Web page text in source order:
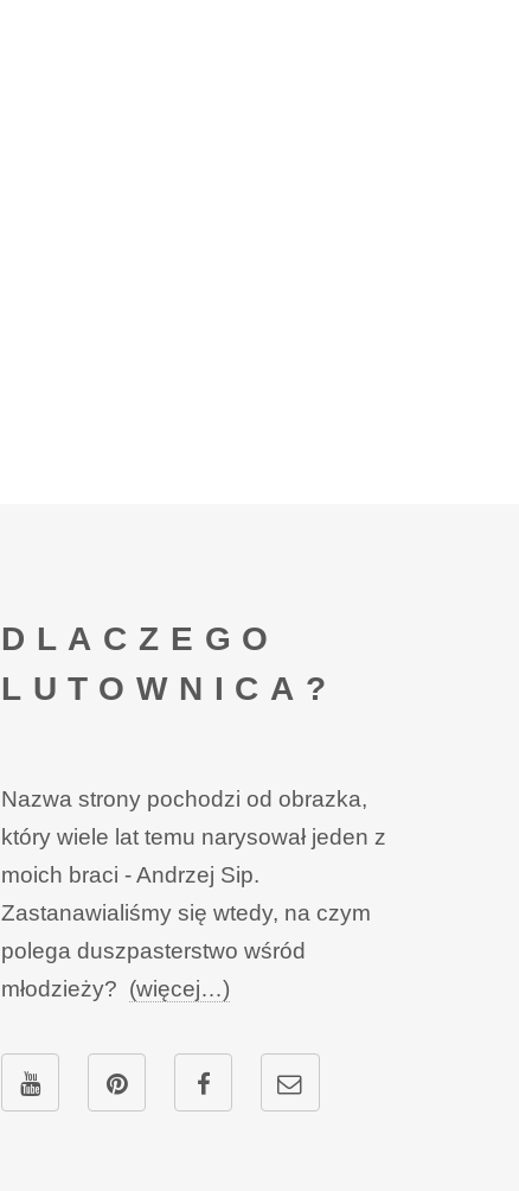
DLACZEGO
LUTOWNICA?
Nazwa strony pochodzi od obrazka,
który wiele lat temu narysował jeden z
moich braci - Andrzej Sip.
Zastanawialiśmy się wtedy, na czym
polega duszpasterstwo wśród
młodzieży? (więcej…)